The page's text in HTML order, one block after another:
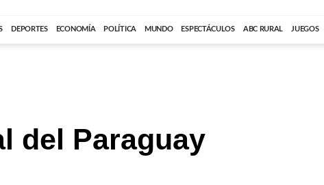
DEPORTES ECONOMÍA POLÍTICA MUNDO ESPECTÁCULOS ABC RURAL JUEGOS
del Paraguay